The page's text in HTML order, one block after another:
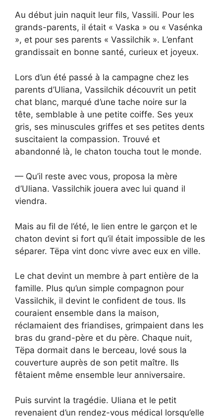
Au début juin naquit leur fils, Vassili. Pour les
grands-parents, il était « Vaska » ou « Vasénka
», et pour ses parents « Vassilchik ». L’enfant
grandissait en bonne santé, curieux et joyeux.
Lors d’un été passé à la campagne chez les
parents d’Uliana, Vassilchik découvrit un petit
chat blanc, marqué d’une tache noire sur la
tête, semblable à une petite coiffe. Ses yeux
gris, ses minuscules griffes et ses petites dents
suscitaient la compassion. Trouvé et
abandonné là, le chaton toucha tout le monde.
— Qu’il reste avec vous, proposa la mère
d’Uliana. Vassilchik jouera avec lui quand il
viendra.
Mais au fil de l’été, le lien entre le garçon et le
chaton devint si fort qu’il était impossible de les
séparer. Tëpa vint donc vivre avec eux en ville.
Le chat devint un membre à part entière de la
famille. Plus qu’un simple compagnon pour
Vassilchik, il devint le confident de tous. Ils
couraient ensemble dans la maison,
réclamaient des friandises, grimpaient dans les
bras du grand-père et du père. Chaque nuit,
Tëpa dormait dans le berceau, lové sous la
couverture auprès de son petit maître. Ils
fêtaient même ensemble leur anniversaire.
Puis survint la tragédie. Uliana et le petit
revenaient d’un rendez-vous médical lorsqu’elle